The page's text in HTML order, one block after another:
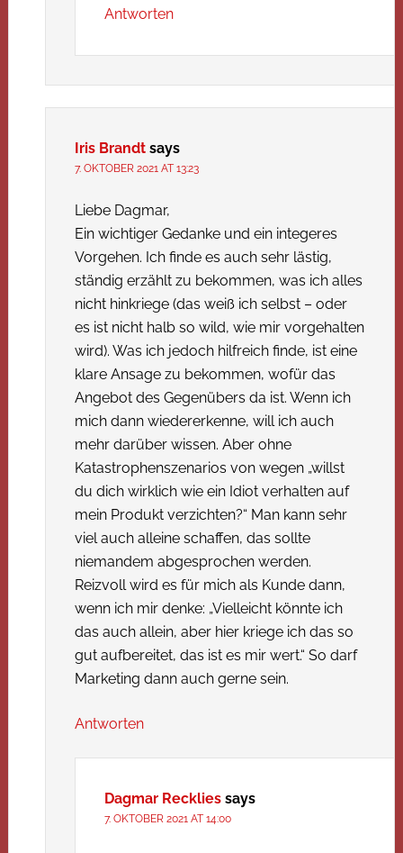
Antworten
Iris Brandt says
7. OKTOBER 2021 AT 13:23
Liebe Dagmar,
Ein wichtiger Gedanke und ein integeres
Vorgehen. Ich finde es auch sehr lästig,
ständig erzählt zu bekommen, was ich alles
nicht hinkriege (das weiß ich selbst – oder
es ist nicht halb so wild, wie mir vorgehalten
wird). Was ich jedoch hilfreich finde, ist eine
klare Ansage zu bekommen, wofür das
Angebot des Gegenübers da ist. Wenn ich
mich dann wiedererkenne, will ich auch
mehr darüber wissen. Aber ohne
Katastrophenszenarios von wegen „willst
du dich wirklich wie ein Idiot verhalten auf
mein Produkt verzichten?“ Man kann sehr
viel auch alleine schaffen, das sollte
niemandem abgesprochen werden.
Reizvoll wird es für mich als Kunde dann,
wenn ich mir denke: „Vielleicht könnte ich
das auch allein, aber hier kriege ich das so
gut aufbereitet, das ist es mir wert.“ So darf
Marketing dann auch gerne sein.
Antworten
Dagmar Recklies says
7. OKTOBER 2021 AT 14:00